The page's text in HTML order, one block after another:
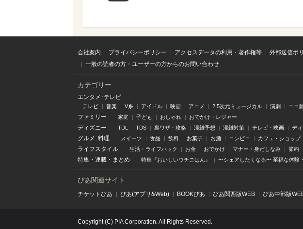
会社案内 プライバシーポリシー アクセスデータの利用・著作権等 外部送信ポ
一般の読者の方・ユーザーの方からのお問い合わせ
カテゴリー
エンタメ･テレビ
テレビ 音楽 V系 アイドル 映画 アニメ 2.5次元ミュージカル 演劇 ニコ
ファミリー 家庭 子ども おしゃれ おでかけ・レジャー
ディズニー TDL TDS 裏ワザ・攻略 混雑予想 混雑対策 テレビ・映画 デ
グルメ･料理 スイーツ 食品 飲料 お菓子 お酒 コンビニ カフェ・ショップ
ライフスタイル 生活・ライフハック お金 おでかけ マナー・身だしなみ 節約
特集 ・ 連載 ・ まとめ 特集『おいしいウチごはん』 〜シェアしたくなる〜 至福な体験
ぴあ関連サイト
チケットぴあ ぴあ(アプリ&Web) BOOKぴあ ぴあ関⻄版WEB ぴあ中部版
Copyright (C) PIA Corporation. All Rights Reserved.